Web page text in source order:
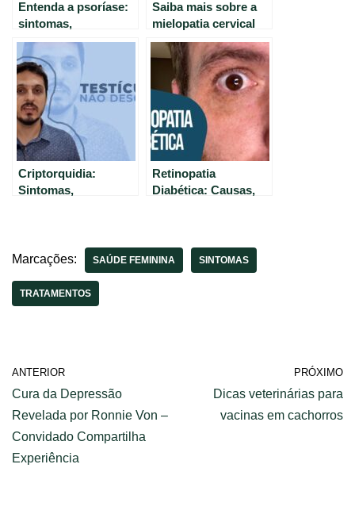
Entenda a psoríase:
sintomas,
tratamentos e
cuidados
Saiba mais sobre a
mielopatia cervical
degenerativa:
causas, sintomas e
tratamentos
Criptorquidia:
Sintomas,
Dr. Paulo Moscardi
Retinopatia
Diabética: Causas,
Marcações:
SAÚDE FEMININA SINTOMAS
TRATAMENTOS
ANTERIOR
Cura da Depressão
Revelada por Ronnie Von –
Convidado Compartilha
Experiência
PRÓXIMO
Dicas veterinárias para
vacinas em cachorros